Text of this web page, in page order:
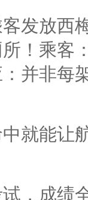
发放西
！乘客
并非每
就能让
，成绩